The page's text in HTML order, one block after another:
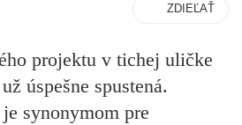
ZDIEĽAŤ
projektu v tichej uličke
úspešne spustená.
synonymom pre